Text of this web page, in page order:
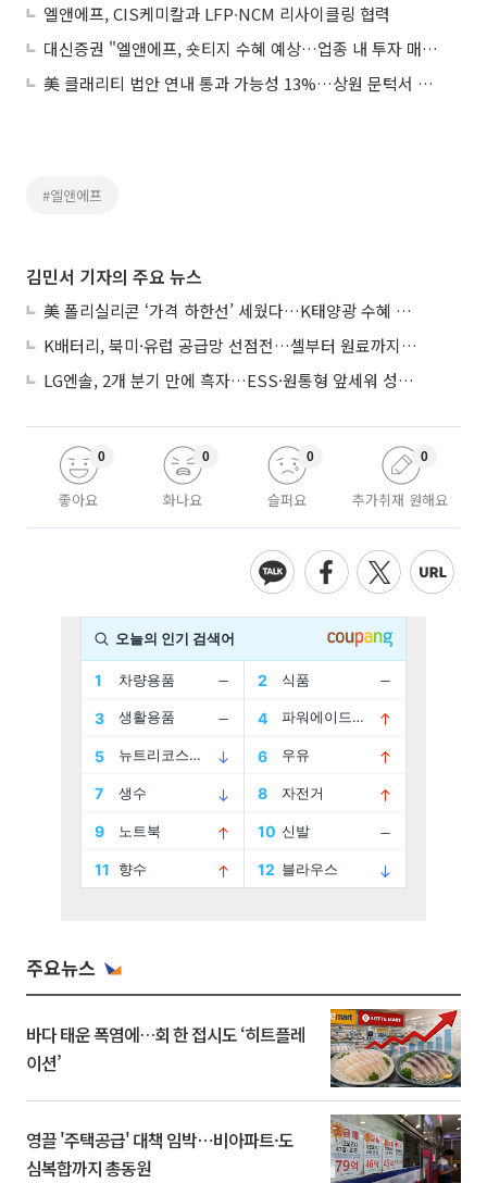
엘앤에프, CIS케미칼과 LFP∙NCM 리사이클링 협력
대신증권 "엘앤에프, 숏티지 수혜 예상…업종 내 투자 매력 지속될 것"
美 클래리티 법안 연내 통과 가능성 13%…상원 문턱서 제동
#엘앤에프
김민서 기자의 주요 뉴스
美 폴리실리콘 ‘가격 하한선’ 세웠다…K태양광 수혜 기대
K배터리, 북미·유럽 공급망 선점전…셀부터 원료까지 현지화
LG엔솔, 2개 분기 만에 흑자…ESS·원통형 앞세워 성장 가속
좋아요
0
화나요
0
슬퍼요
0
추가취재 원해요
0
주요뉴스
바다 태운 폭염에…회 한 접시도 ‘히트플레
이션’
영끌 '주택공급' 대책 임박⋯비아파트·도
심복합까지 총동원